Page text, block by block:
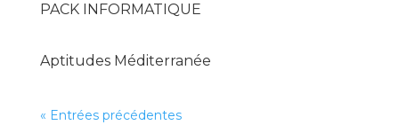
PACK INFORMATIQUE
Aptitudes Méditerranée
« Entrées précédentes